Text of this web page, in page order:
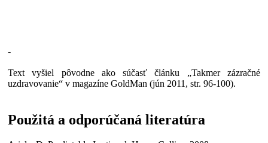
-
Text vyšiel pôvodne ako súčasť článku „Takmer zázračné
uzdravovanie“ v magazíne GoldMan (jún 2011, str. 96-100).
Použitá a odporúčaná literatúra